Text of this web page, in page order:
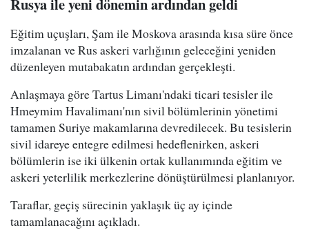
Eğitim uçuşları, Şam ile Moskova arasında kısa süre önce
imzalanan ve Rus askeri varlığının geleceğini yeniden
düzenleyen mutabakatın ardından gerçekleşti.
Anlaşmaya göre Tartus Limanı'ndaki ticari tesisler ile
Hmeymim Havalimanı'nın sivil bölümlerinin yönetimi
tamamen Suriye makamlarına devredilecek. Bu tesislerin
sivil idareye entegre edilmesi hedeflenirken, askeri
bölümlerin ise iki ülkenin ortak kullanımında eğitim ve
askeri yeterlilik merkezlerine dönüştürülmesi planlanıyor.
Taraflar, geçiş sürecinin yaklaşık üç ay içinde
tamamlanacağını açıkladı.